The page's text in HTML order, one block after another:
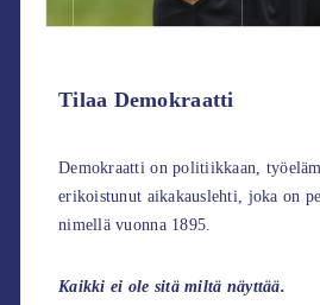
Tilaa Demokraatti
Demokraatti on politiikkaan,
erikoistunut aikakauslehti, joka on
nimellä vuonna 1895.
Kaikki ei ole sitä miltä näyttää.